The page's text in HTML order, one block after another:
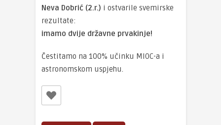
Neva Dobrić (2.r.) i ostvarile svemirske
rezultate:
imamo dvije državne prvakinje!
Čestitamo na 100% učinku MIOC-a i
astronomskom uspjehu.